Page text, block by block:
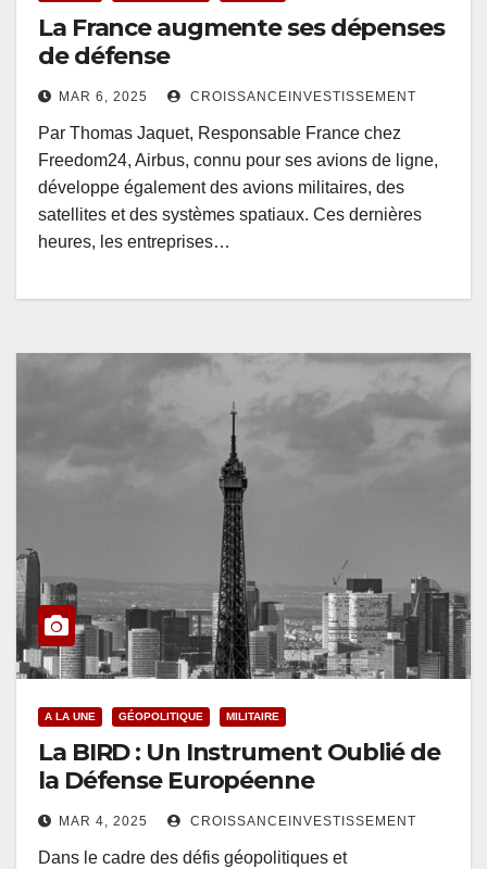
La France augmente ses dépenses
de défense
MAR 6, 2025 CROISSANCEINVESTISSEMENT
Par Thomas Jaquet, Responsable France chez
Freedom24, Airbus, connu pour ses avions de ligne,
développe également des avions militaires, des
satellites et des systèmes spatiaux. Ces dernières
heures, les entreprises…
A LA UNE GÉOPOLITIQUE MILITAIRE
La BIRD : Un Instrument Oublié de
la Défense Européenne
MAR 4, 2025 CROISSANCEINVESTISSEMENT
Dans le cadre des défis géopolitiques et